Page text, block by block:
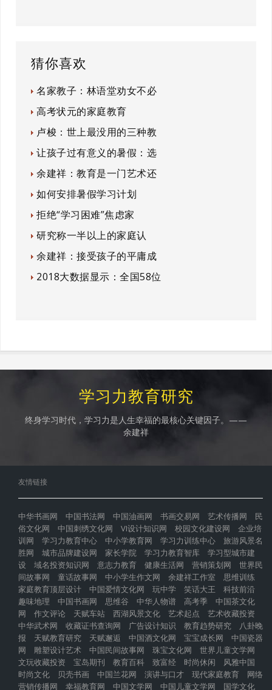
猜你喜欢
名家教子：林语堂劝女不必
高考状元的家庭教育
卢梭：世上最没用的三种教
让孩子过有意义的暑假：选
余建祥：教育是一门艺术还
如何安排暑假学习计划
拒绝“学习困难”焦虑家
研究称一半以上的家庭认
余建祥：接受孩子的平庸成
2018大数据显示：全国58位
学习力教育研究
终身学习时代，学习力是人生幸福的最核心关键因子。——
余建祥
友情链接
中华书画网 中国书法网 中国油画网 书画交易网 艺术传播网
民
俗文化网
中国刺绣文化网 VI设计知识网 校园文化建设网
企业培
训网
学习力教育中心 中小学教育网 学习力训练中心
旅游风景名
胜网
城市品牌建设网 家长学院 学习力教育智库
学习型城市建
设
域名投资知识网 意志力教育 健康生活网 营销策划网
世界民
间故事网
童话故事网 中小学生作文网 余建祥工作室
思维训练
家庭教育顶层设计
中国爱情文化网 玩中学 笑话大王
科技前沿
趣味地理
中国书画网 思维谷 中华人物谱 高考季
中国茶文化
网
作文评论 天赋车站 西湖风景文化 艺术起点
艺术收藏投资
中华武术网
收藏证书查询网 广告设计知识 教育趋势研究
八卦晚
报
天赋教育研究 天赋邂逅 中国酒文化网 宝宝成长网
中国瓷器
网
雕塑设计艺术 中国民间故事网 珠宝文化网
世界儿童文学网
文玩收藏投资
宝岛期刊 教育百科 致富经 时尚休闲
风雅中国
时尚文化
贝壳书画 中国兰花网 演讲与口才 现代家庭教育
网络
营销传播网
幸福教育网 中国文学网 中国儿童文学网 国学文化